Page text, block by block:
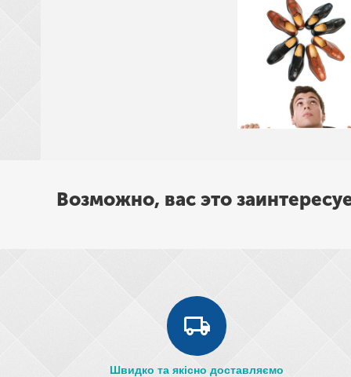
Возможно, вас это
Швидко та якісно доставляємо